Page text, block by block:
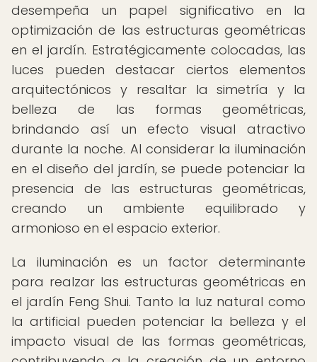
desempeña un papel significativo en la
optimización de las estructuras geométricas
en el jardín. Estratégicamente colocadas, las
luces pueden destacar ciertos elementos
arquitectónicos y resaltar la simetría y la
belleza de las formas geométricas,
brindando así un efecto visual atractivo
durante la noche. Al considerar la iluminación
en el diseño del jardín, se puede potenciar la
presencia de las estructuras geométricas,
creando un ambiente equilibrado y
armonioso en el espacio exterior.
La iluminación es un factor determinante
para realzar las estructuras geométricas en
el jardín Feng Shui. Tanto la luz natural como
la artificial pueden potenciar la belleza y el
impacto visual de las formas geométricas,